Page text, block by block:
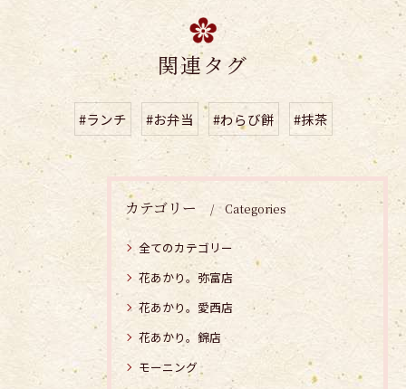
関連タグ
#ランチ #お弁当 #わらび餅 #抹茶
カテゴリー Categories
全てのカテゴリー
花あかり。弥富店
花あかり。愛西店
花あかり。錦店
モーニング